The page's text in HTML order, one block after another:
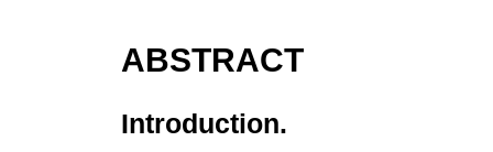
ABSTRACT
Introduction.